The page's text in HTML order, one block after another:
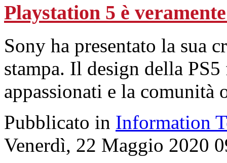
Playstation 5 è
Sony ha presentato la sua
stampa. Il design della
appassionati e la comunità
Pubblicato in Information
Venerdì, 22 Maggio 2020